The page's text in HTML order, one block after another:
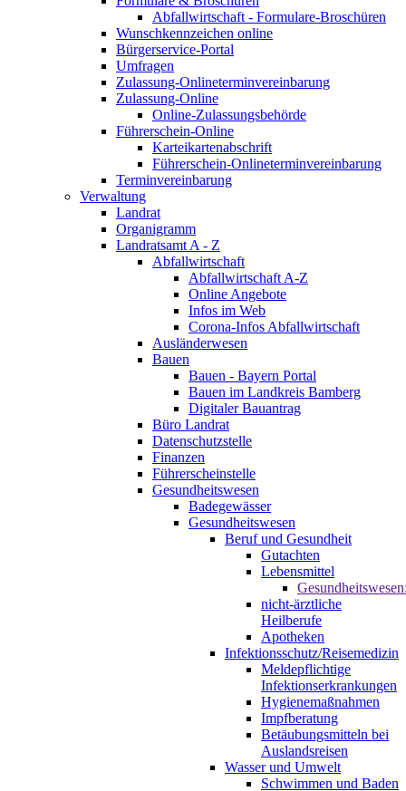
Abfallwirtschaft - Formulare-Broschüren
Wunschkennzeichen online
Bürgerservice-Portal
Umfragen
Zulassung-Onlineterminvereinbarung
Zulassung-Online
Online-Zulassungsbehörde
Führerschein-Online
Karteikartenabschrift
Führerschein-Onlineterminvereinbarung
Terminvereinbarung
Verwaltung
Landrat
Organigramm
Landratsamt A - Z
Abfallwirtschaft
Abfallwirtschaft A-Z
Online Angebote
Infos im Web
Corona-Infos Abfallwirtschaft
Ausländerwesen
Bauen
Bauen - Bayern Portal
Bauen im Landkreis Bamberg
Digitaler Bauantrag
Büro Landrat
Datenschutzstelle
Finanzen
Führerscheinstelle
Gesundheitswesen
Badegewässer
Gesundheitswesen
Beruf und Gesundheit
Gutachten
Lebensmittel
nicht-ärztliche
Heilberufe
Apotheken
Infektionsschutz/Reisemedizin
Meldepflichtige
Infektionserkrankungen
Hygienemaßnahmen
Impfberatung
Betäubungsmitteln bei
Auslandsreisen
Wasser und Umwelt
Schwimmen und Baden